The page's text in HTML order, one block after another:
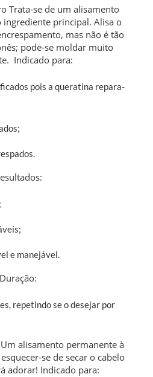
Trata-se de um alisamento
principal. Alisa o
mas não é tão
pode-se moldar muito
Indicado para:
pois a queratina repara-
e manejável.
Duração:
repetindo se o desejar por
alisamento permanente à
se de secar o cabelo
adorar! Indicado para: